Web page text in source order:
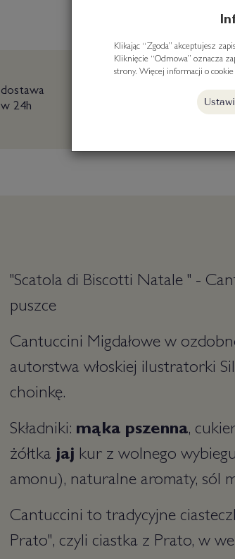
dostawa
w 24h
"Scatola di Biscotti Natale " -
puszce
Cantuccini Migdałowe w
autorstwa włoskiej ilustratorki
choinkę.
Składniki: mąka pszenna,
żółtka jaj kur z wolnego
amonu), naturalne aromaty, sól
Cantuccini to tradycyjne
Prato", czyli ciastka z Prato, w
Klikając “Zgoda” akceptujesz
Kliknięcie “Odmowa” oznacza
strony. Więcej informacji o